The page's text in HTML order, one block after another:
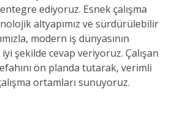
ediyoruz. Esnek çalışma
altyapımız ve sürdürülebilir
modern iş dünyasının
şekilde cevap veriyoruz. Çalışan
ön planda tutarak, verimli
ortamları sunuyoruz.